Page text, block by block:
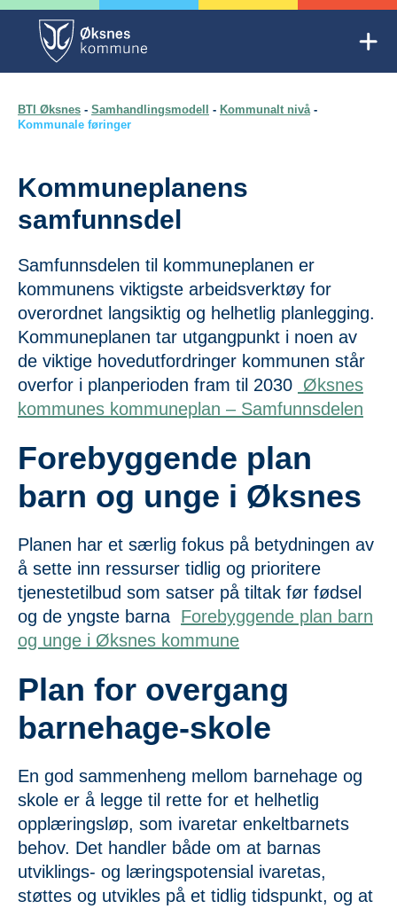
Skip
content
Trygg oppvekst Øksnes
BTI Øksnes - Samhandlingsmodell - Kommunalt nivå-
Kommunale føringer
Kommuneplanens
samfunnsdel
Samfunnsdelen til kommuneplanen er
kommunens viktigste arbeidsverktøy for
overordnet langsiktig og helhetlig planlegging.
Kommuneplanen tar utgangpunkt i noen av
de viktige hovedutfordringer kommunen står
overfor i planperioden fram til 2030 Øksnes
kommunes kommuneplan – Samfunnsdelen
Forebyggende plan
barn og unge i Øksnes
Planen har et særlig fokus på betydningen av
å sette inn ressurser tidlig og prioritere
tjenestetilbud som satser på tiltak før fødsel
og de yngste barna Forebyggende plan barn
og unge i Øksnes kommune
Plan for overgang
barnehage-skole
En god sammenheng mellom barnehage og
skole er å legge til rette for et helhetlig
opplæringsløp, som ivaretar enkeltbarnets
behov. Det handler både om at barnas
utviklings- og læringspotensial ivaretas,
støttes og utvikles på et tidlig tidspunkt, og at